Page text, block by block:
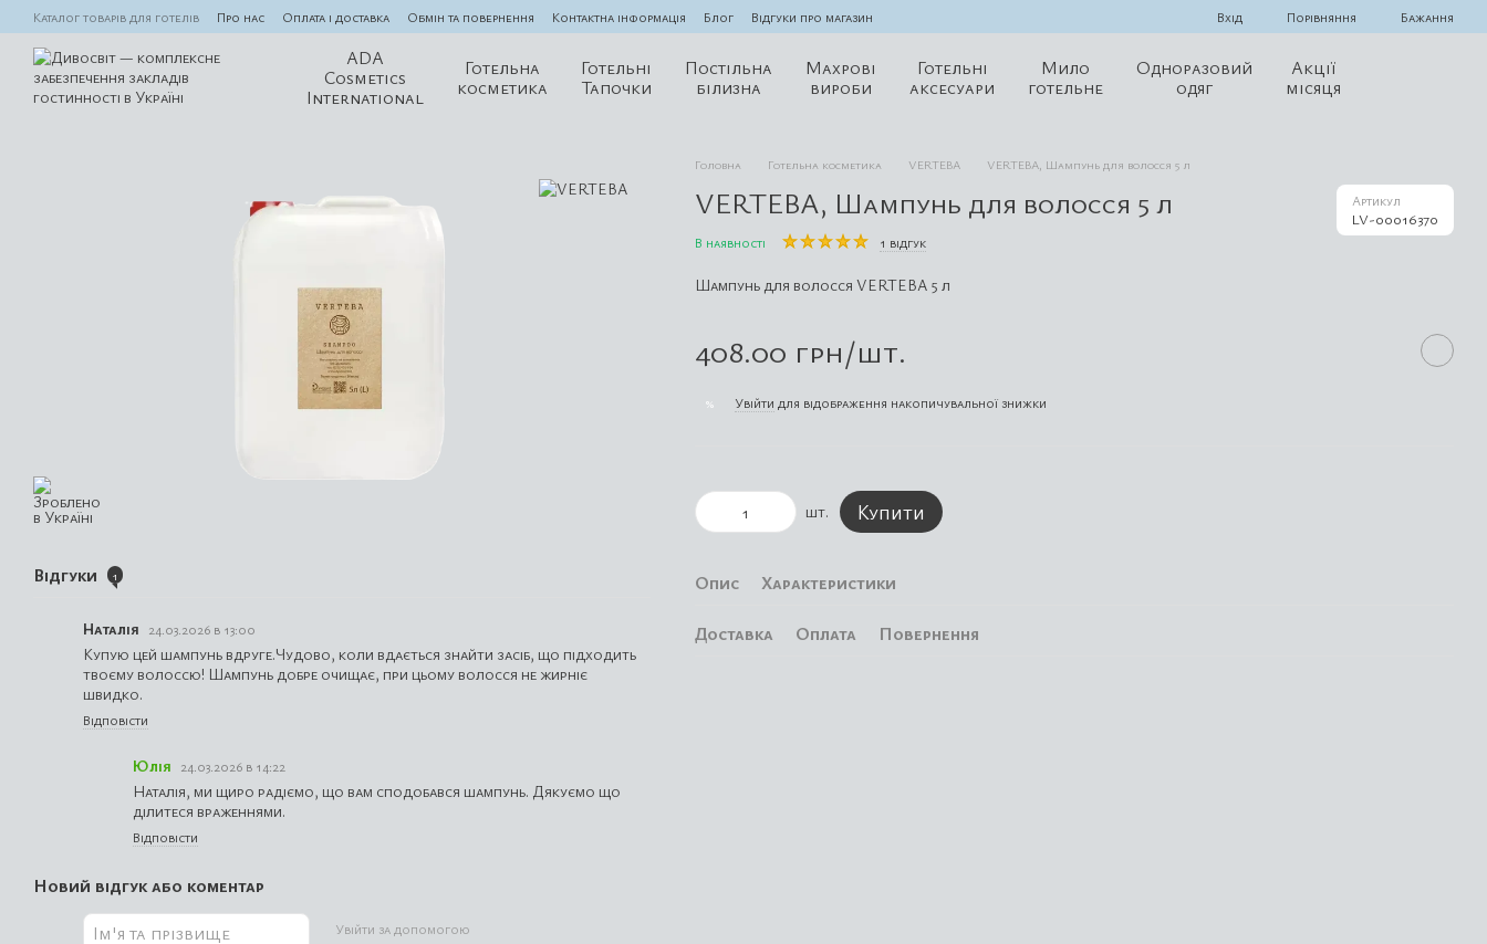
Перейти до основного контенту
Каталог товарів для готелів Про нас Оплата і доставка Обмін та повернення Контактна інформація Блог Відгуки про магазин Вхід Порівняння Бажання
ADA
Cosmetics
International
Готельна
косметика
Готельні
Тапочки
Постільна
білизна
Махрові
вироби
Готельні
аксесуари
Мило
готельне
Одноразовий
одяг
Акції
місяця
Відгуки 1
Наталія 24.03.2026 в 13:00
Купую цей шампунь вдруге.Чудово, коли вдається знайти засіб, що підходить
твоєму волоссю! Шампунь добре очищає, при цьому волосся не жирніє
швидко.
Відповісти
Юлія 24.03.2026 в 14:22
Наталія, ми щиро радіємо, що вам сподобався шампунь. Дякуємо що
ділитеся враженнями.
Відповісти
Новий відгук або коментар
Увійти за допомогою
Головна Готельна косметика VERTEBA VERTEBA, Шампунь для волосся 5 л
VERTEBA, Шампунь для волосся 5 л Артикул
LV-00016370
В наявності 1 відгук
Шампунь для волосся VERTEBA 5 л
408.00 грн/шт.
% Увійти для відображення накопичувальної знижки
шт. Купити
Опис Характеристики
Доставка Оплата Повернення